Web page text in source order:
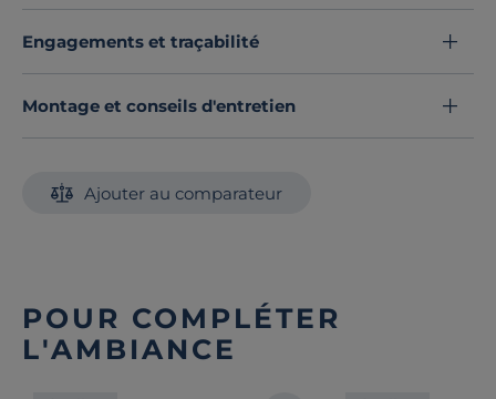
Engagements et traçabilité
Montage et conseils d'entretien
Ajouter au comparateur
POUR COMPLÉTER
L'AMBIANCE